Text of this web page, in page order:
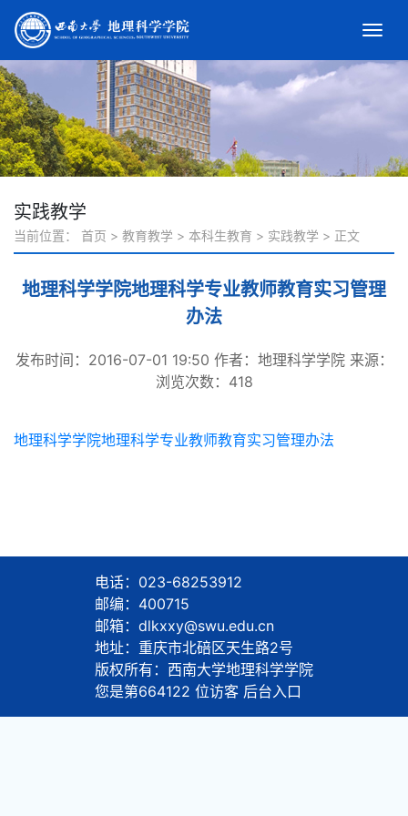
实践教学
当前位置： 首页 > 教育教学 > 本科生教育 > 实践教学 > 正文
地理科学学院地理科学专业教师教育实习管理
办法
发布时间：2016-07-01 19:50 作者：地理科学学院 来源：
浏览次数： 418
地理科学学院地理科学专业教师教育实习管理办法
电话：023-68253912
邮编：400715
邮箱：dlkxxy@swu.edu.cn
地址：重庆市北碚区天生路2号
版权所有：西南大学地理科学学院
您是第664122 位访客 后台入口